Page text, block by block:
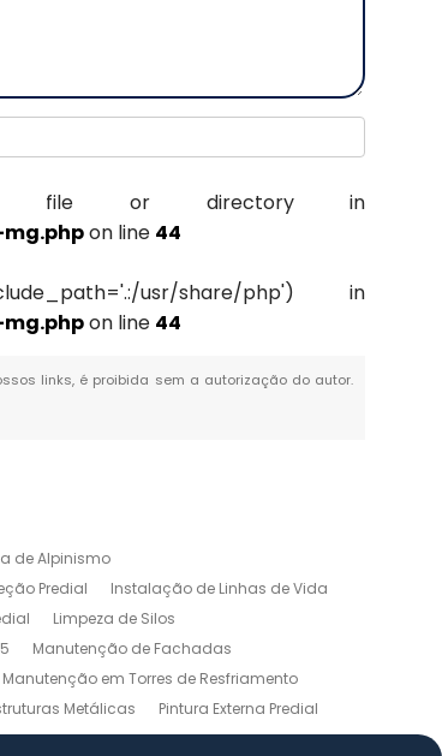
file or directory in
on line 44
usr/share/php') in
on line 44
links, é proibida sem a autorização do autor.
de Alpinismo
Predial
Instalação de Linhas de Vida
Limpeza de Silos
Manutenção de Fachadas
Manutenção em Torres de Resfriamento
Metálicas
Pintura Externa Predial
Altura Soldagem em Altura